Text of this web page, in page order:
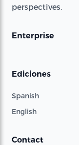
perspectives.
Enterprise
Ediciones
Spanish
English
Contact